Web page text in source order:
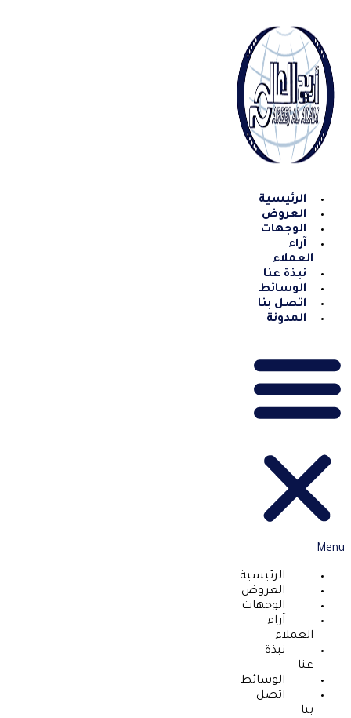
content
الرئيسية
العروض
الوجهات
آراء
العملاء
نبذة عنا
الوسائط
اتصل بنا
المدونة
Menu
الرئيسية
العروض
الوجهات
آراء
العملاء
نبذة
عنا
الوسائط
اتصل
بنا